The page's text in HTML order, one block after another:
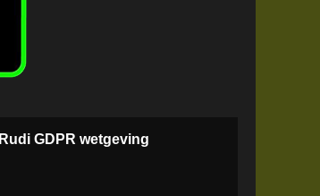
Rudi GDPR wetgeving